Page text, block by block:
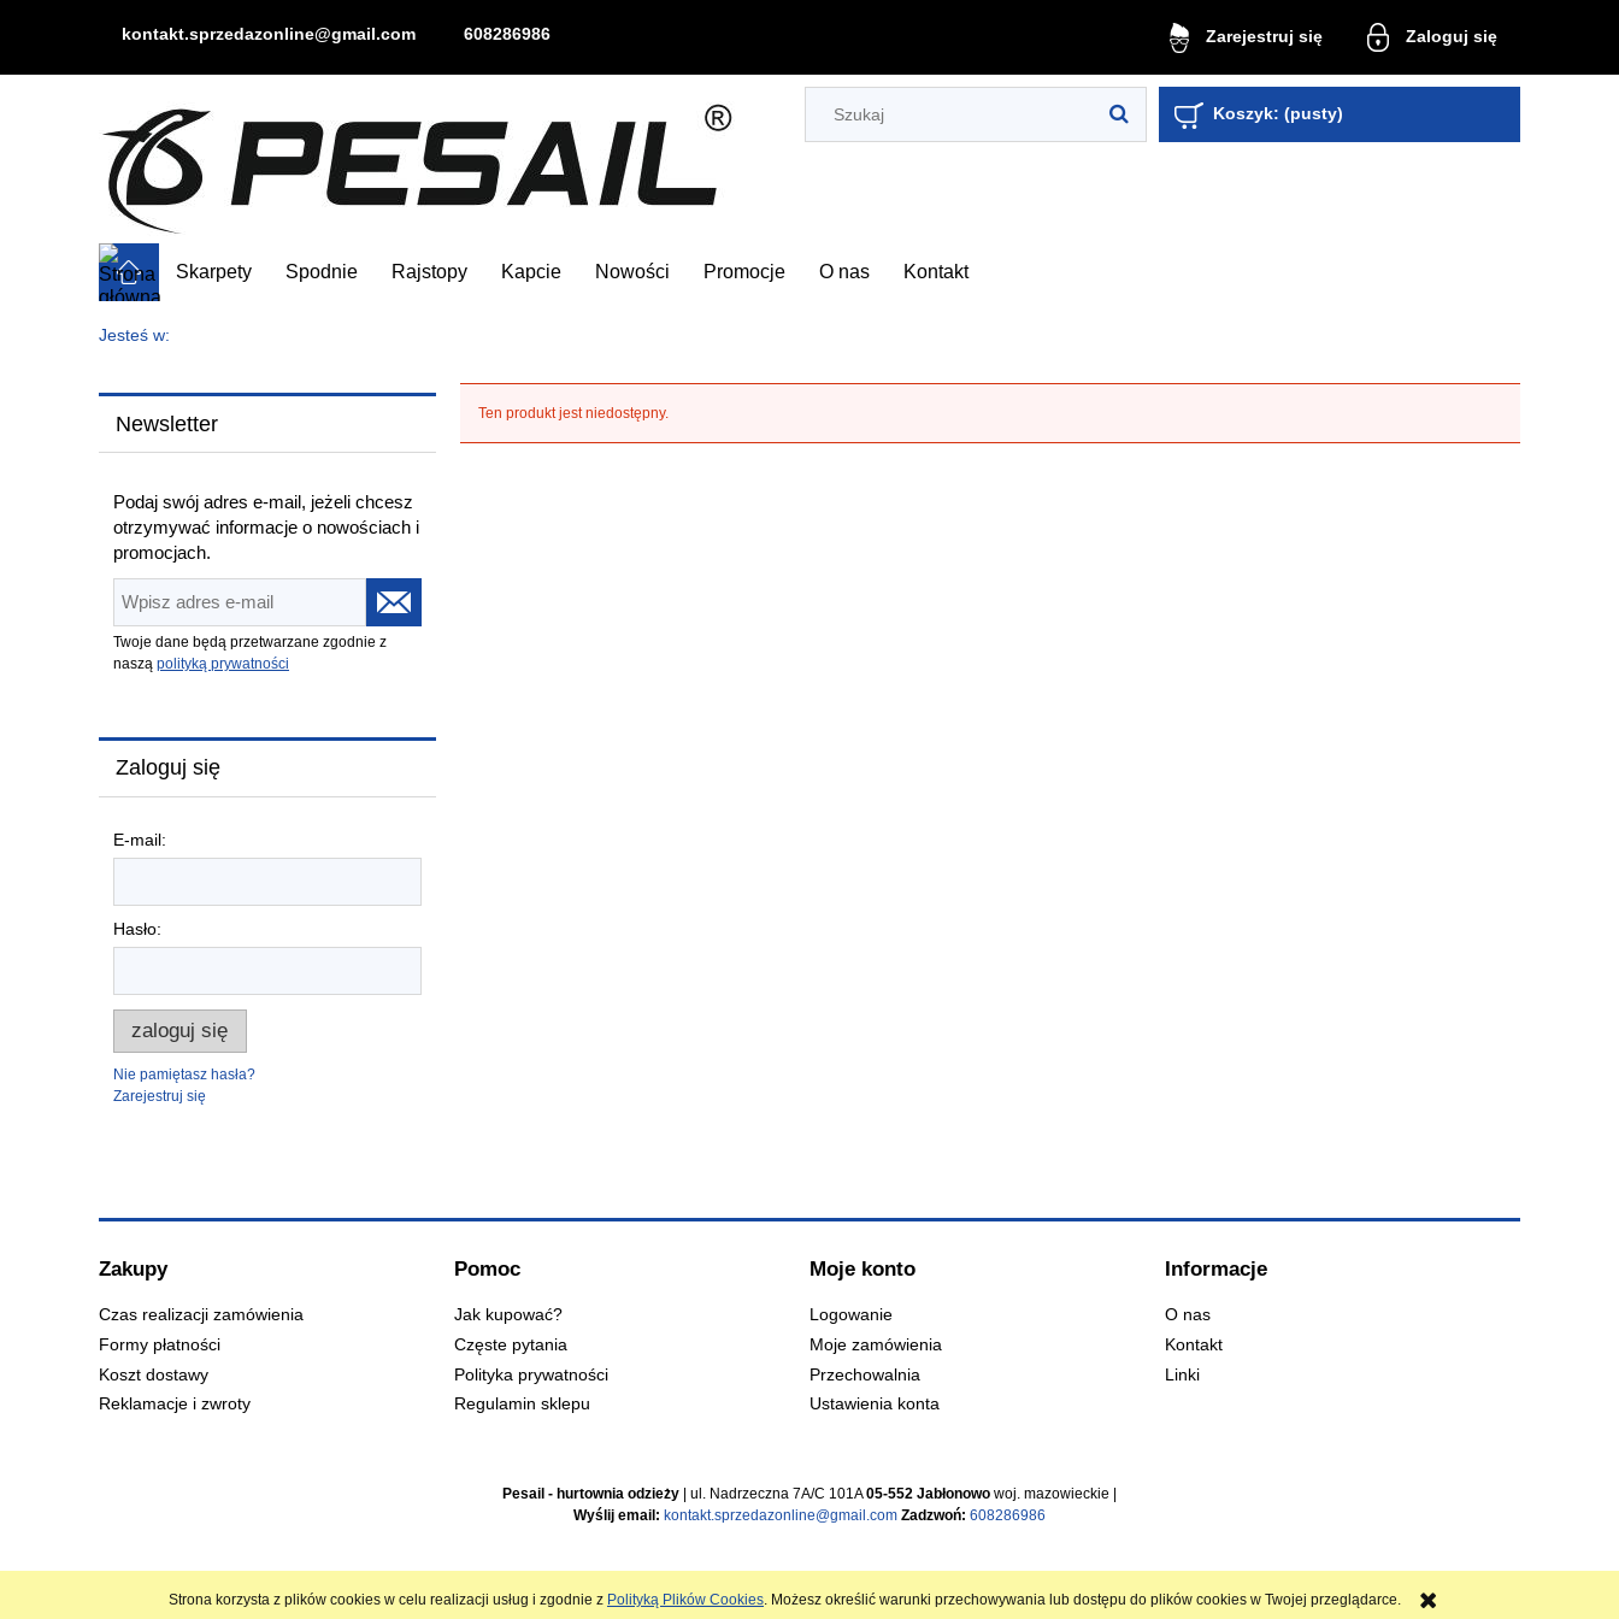
Strona korzysta z plików cookies w celu realizacji usług i zgodnie z Polityką Plików Cookies. Możesz określić warunki przechowywania lub dostępu do plików cookies w Twojej przeglądarce.
kontakt.sprzedazonline@gmail.com 608286986 Zarejestruj się Zaloguj się
Koszyk: (pusty)
Skarpety Spodnie Rajstopy Kapcie Nowości Promocje O nas Kontakt
Jesteś w:
Newsletter
Podaj swój adres e-mail, jeżeli chcesz
otrzymywać informacje o nowościach i
promocjach.
Twoje dane będą przetwarzane zgodnie z
naszą polityką prywatności
Zaloguj się
E-mail:
Hasło:
zaloguj się
Nie pamiętasz hasła?
Zarejestruj się
Ten produkt jest niedostępny.
Zakupy
Czas realizacji zamówienia
Formy płatności
Koszt dostawy
Reklamacje i zwroty
Pomoc
Jak kupować?
Częste pytania
Polityka prywatności
Regulamin sklepu
Moje konto
Logowanie
Moje zamówienia
Przechowalnia
Ustawienia konta
Informacje
O nas
Kontakt
Linki
Pesail - hurtownia odzieży | ul. Nadrzeczna 7A/C 101A05-552 Jabłonowo woj. mazowieckie |
Wyślij email: kontakt.sprzedazonline@gmail.com Zadzwoń: 608286986
Sklep internetowy Shoper.pl